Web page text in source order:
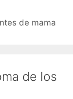
de mama
de los